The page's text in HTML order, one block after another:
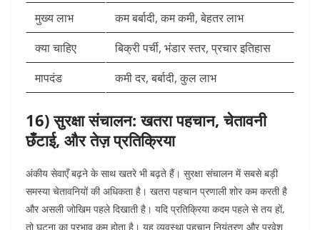
मुख्य लाभ
कम बर्बादी, कम कमी, बेहतर लाभ
क्या चाहिए
बिक्री पर्ची, भंडार स्तर, प्रचार इतिहास
मापदंड
कमी दर, बर्बादी, कुल लाभ
16) सुरक्षा संचालन: खतरा पहचान, चेतावनी
छँटाई, और तेज़ प्रतिक्रिया
अंकीय सेवाएँ बढ़ने के साथ खतरे भी बढ़ते हैं। सुरक्षा संचालन में सबसे बड़ी
समस्या चेतावनियों की अधिकता है। खतरा पहचान प्रणाली शोर कम करती है
और असली जोखिम पहले दिखाती है। यदि प्रतिक्रिया कदम पहले से तय हों,
तो घटना का प्रभाव कम होता है। यह व्यवस्था पहचान नियंत्रण और प्रवेश